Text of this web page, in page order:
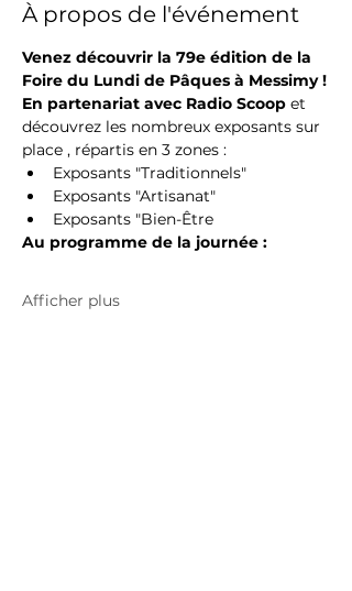
À propos de l'événement
Venez découvrir la 79e édition de la
Foire du Lundi de Pâques à Messimy !
En partenariat avec Radio Scoop et
découvrez les nombreux exposants sur
place , répartis en 3 zones :
Exposants "Traditionnels"
Exposants "Artisanat"
Exposants "Bien-Être
Au programme de la journée :
Afficher plus